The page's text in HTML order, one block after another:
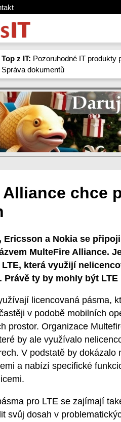
Top z IT: Pozoruhodné IT produkty
Správa dokumentů
chce
Ericsson a Nokia se
MulteFire Alliance.
která využijí
Právě ty by mohly být LTE
licencovaná pásma,
v podobě mobilních
prostor. Organizace
by ale využívalo
V podstatě by
a nabízí specifické
pro LTE se zajímají
svůj dosah v